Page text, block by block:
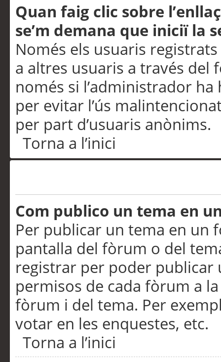
Quan faig clic sobre
se’m demana que iniciï la
Només els usuaris
a altres usuaris a través
només si l’administrador
per evitar l’ús
per part d’usuaris anònims.
Torna a l’inici
Com publico un tema en
Per publicar un tema en un
pantalla del fòrum o del
registrar per poder publicar
permisos de cada fòrum a
fòrum i del tema. Per
votar en les enquestes, etc.
Torna a l’inici